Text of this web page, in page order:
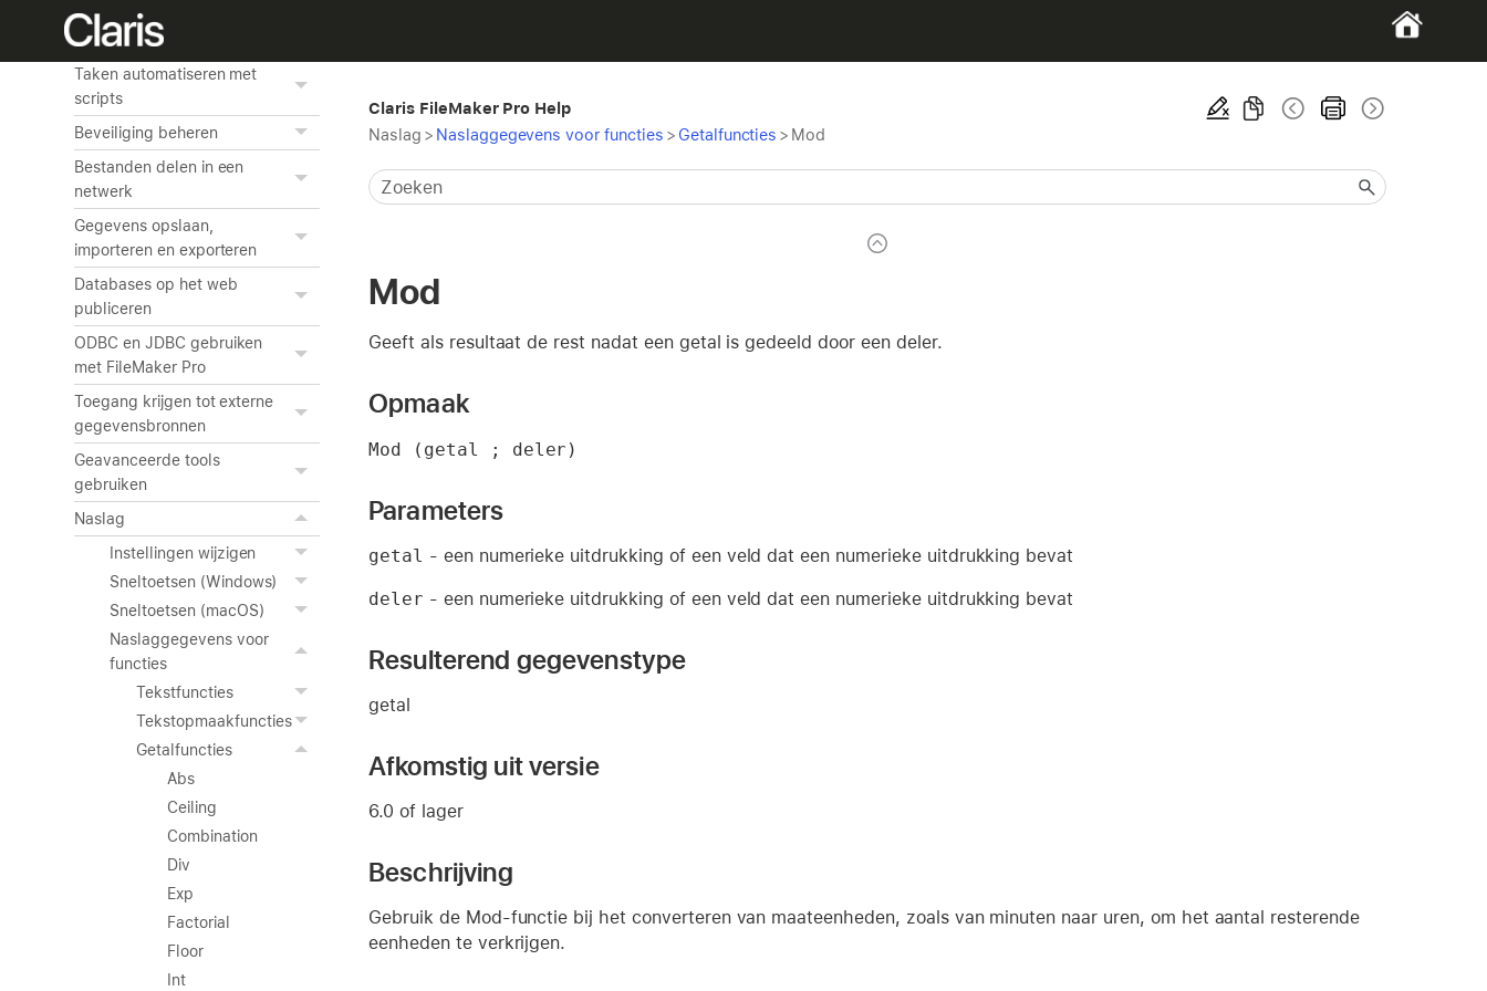
Grafieken van gegevens
maken
Taken automatiseren met
scripts
Beveiliging beheren
Bestanden delen in een
netwerk
Gegevens opslaan,
importeren en exporteren
Databases op het web
publiceren
ODBC en JDBC gebruiken
met FileMaker Pro
Toegang krijgen tot externe
gegevensbronnen
Geavanceerde tools
gebruiken
Naslag
Instellingen wijzigen
Sneltoetsen (Windows)
Sneltoetsen (macOS)
Naslaggegevens voor
functies
Tekstfuncties
Tekstopmaakfuncties
Getalfuncties
Abs
Ceiling
Combination
Div
Exp
Factorial
Floor
Int
Claris FileMaker Pro Help
Naslag > Naslaggegevens voor functies > Getalfuncties > Mod
Mod
Geeft als resultaat de rest nadat een getal is gedeeld door een deler.
Opmaak
Mod (getal ; deler)
Parameters
getal - een numerieke uitdrukking of een veld dat een numerieke uitdrukking bevat
deler - een numerieke uitdrukking of een veld dat een numerieke uitdrukking bevat
Resulterend gegevenstype
getal
Afkomstig uit versie
6.0 of lager
Beschrijving
Gebruik de Mod-functie bij het converteren van maateenheden, zoals van minuten naar uren, om het aantal resterende
eenheden te verkrijgen.